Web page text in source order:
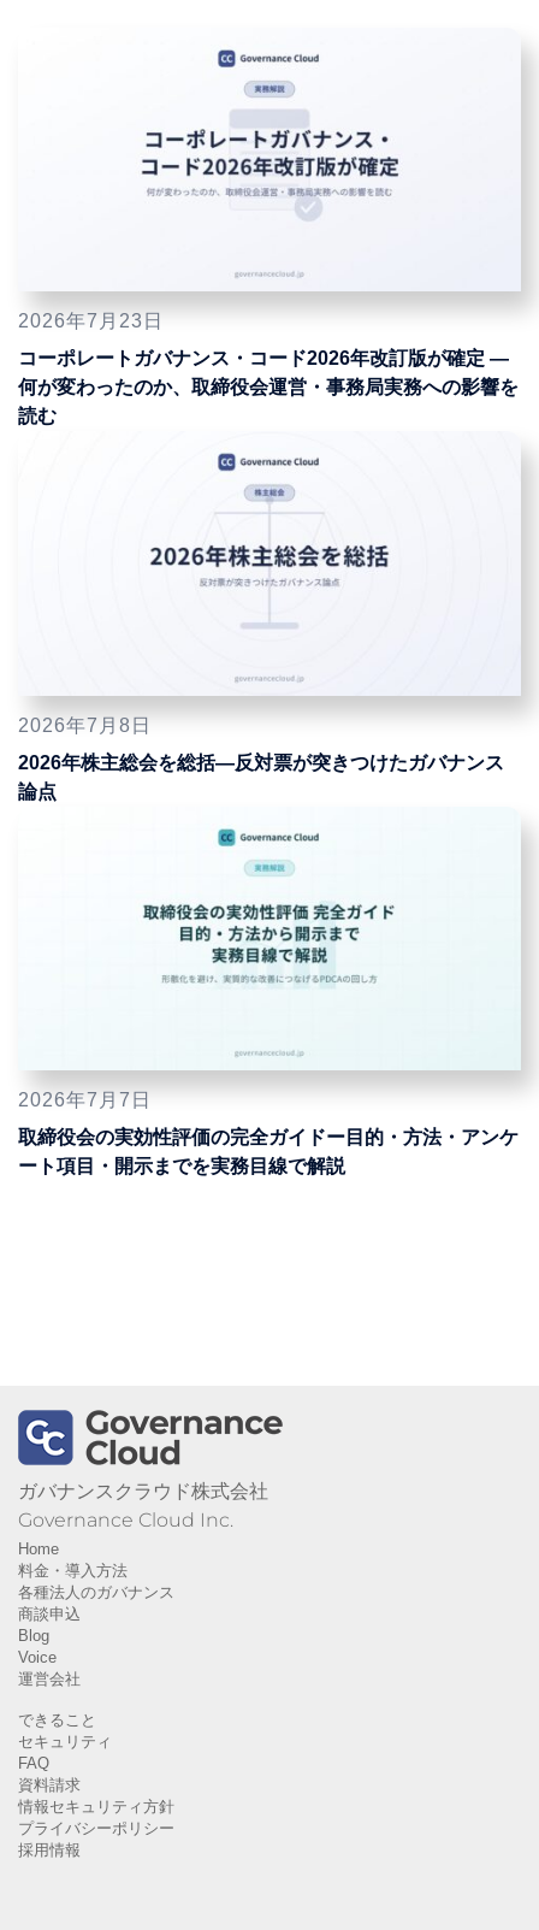
2026年7月23日
コーポレートガバナンス・コード2026年改訂版が確定 ―
何が変わったのか、取締役会運営・事務局実務への影響を
読む
2026年7月8日
2026年株主総会を総括―反対票が突きつけたガバナンス
論点
2026年7月7日
取締役会の実効性評価の完全ガイドー目的・方法・アンケ
ート項目・開示までを実務目線で解説
ガバナンスクラウド株式会社
Governance Cloud Inc.
Home
料金・導入方法
各種法人のガバナンス
商談申込
Blog
Voice
運営会社
できること
セキュリティ
FAQ
資料請求
情報セキュリティ方針
プライバシーポリシー
採用情報